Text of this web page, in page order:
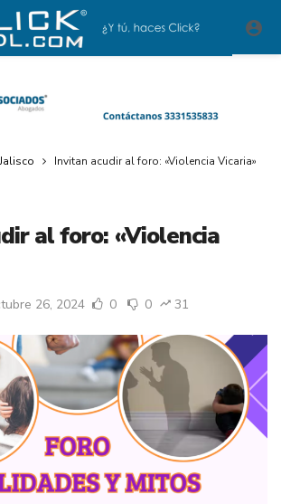
Jalisco Invitan acudir al foro: «Violencia Vicaria»
al foro: «Violencia
26, 2024 0 0 31